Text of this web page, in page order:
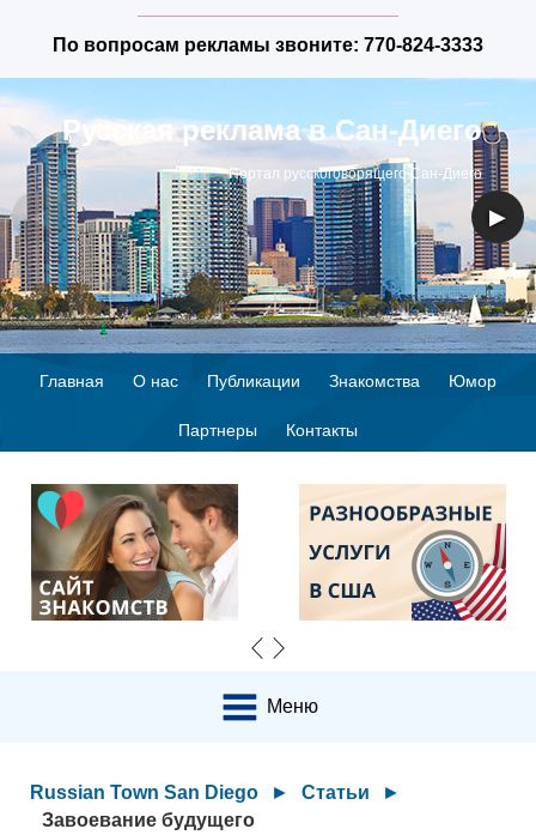
По вопросам рекламы звоните: 770-824-3333
Русская реклама в Сан-Диего
Портал русскоговорящего Сан-Диего
◀ ▶
Главная О нас Публикации Знакомства Юмор
Партнеры Контакты
Меню
Russian Town San Diego ► Статьи
►
Завоевание будущего